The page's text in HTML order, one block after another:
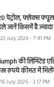
पेट्रोल, फ्लेक्स फ्यूल
जानें किसमें है
23 July 2026 - 7:41 PM
की लिमिटेड
रुपये कीमत में मिलेंगे
16 July 2026 - 3:17 PM